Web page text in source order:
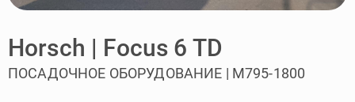
Horsch | Focus 6 TD
ПОСАДОЧНОЕ ОБОРУДОВАНИЕ | M795-1800